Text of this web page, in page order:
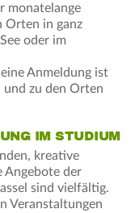
monatelange
Orten in ganz
oder im
Anmeldung ist
zu den Orten
IM STUDIUM
kreative
Angebote der
sind vielfältig.
Veranstaltungen